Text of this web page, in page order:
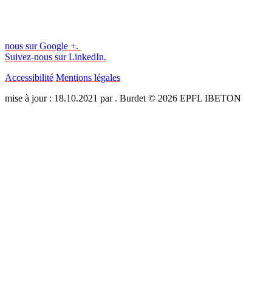
nous sur Google +.
Suivez-nous sur LinkedIn.
Accessibilité Mentions légales
mise à jour : 18.10.2021 par . Burdet © 2026 EPFL IBETON